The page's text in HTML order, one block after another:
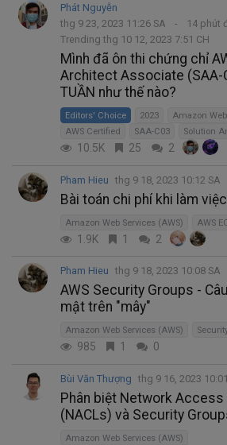
Phát Nguyễn
thg 9 23, 2023 11:26 SA
14 phút
Trending thg 10 12, 2023 7:51 CH
Mình đã ôn thi chứng chỉ
Architect Associate (SAA-
TUẦN như thế nào?
Editors' Choice 2023
Amazon
AWS Certified
SAA-C03 Solution
10.5K 25 2
Pham Hieu thg 9 18, 2023 10:12 SA
Bài toán chi phí khi làm
Amazon Web Services (AWS) AWS
1.9K 1 2
Pham Hieu thg 9 18, 2023 10:08 SA
AWS Security Groups -
mật trên "mây"
Amazon Web Services (AWS)
985 1 0
Bùi Văn Thượng thg 9 16, 2023
Phân biệt Network
(NACLs) và Security
Amazon Web Services (AWS)